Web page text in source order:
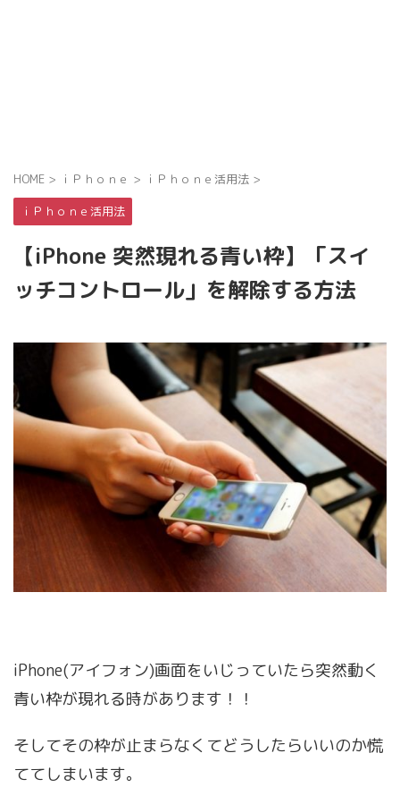
HOME > ｉＰｈｏｎｅ > ｉＰｈｏｎｅ活用法 >
ｉＰｈｏｎｅ活用法
【iPhone 突然現れる青い枠】「スイ
ッチコントロール」を解除する方法
iPhone(アイフォン)画面をいじっていたら突然動く
青い枠が現れる時があります！！
そしてその枠が止まらなくてどうしたらいいのか慌
ててしまいます。